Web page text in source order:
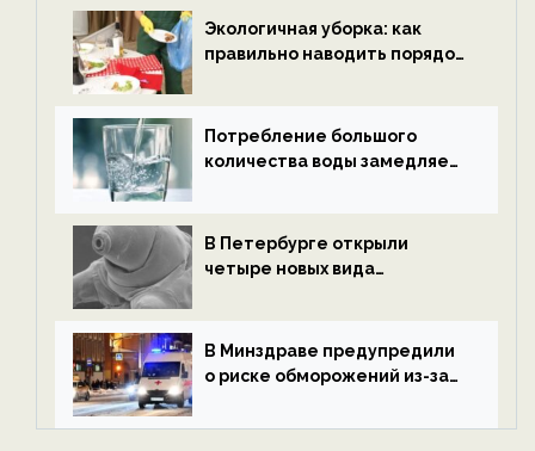
ECOportal
Экологичная уборка: как
правильно наводить порядок
Потребление большого
количества воды замедляет
В Петербурге открыли
четыре новых вида
экологии на ECOportal
В Минздраве предупредили
о риске обморожений из-за
на ECOportal